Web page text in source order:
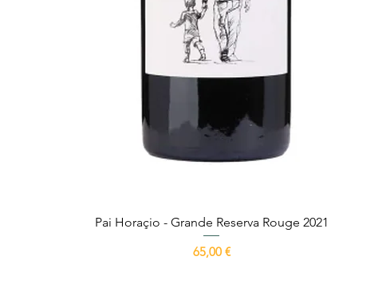
Aperçu rapide
Pai Horaçio - Grande Reserva Rouge 2021
Prix
65,00 €